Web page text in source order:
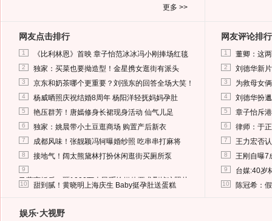
更多 >>
网友点击排行
1 《比利林恩》首映 章子怡范冰冰冯小刚捧场红毯
2 独家：买菜也要拗造型！金星携女逛街有派头
3 京东和奶茶哪个更重要？刘强东的回答全场大笑！
4 杨威晒照庆祝结婚8周年 杨阳洋轻抚妈妈孕肚
5 艳压群芳！唐嫣修身长裙现身活动 仙气儿足
6 独家：姚晨带小土豆逛商场 购置产后新衣
7 成都风味！张靓颖冯轲曝婚纱照 吃串串打麻将
8 接地气！阔太熊黛林打扮休闲逛街买厕所泵
9
马蓉离婚后，砸1000万人民币给媒体要求删掉这照片
10 甜到腻！黄晓明上海庆生 Baby挺孕肚送蛋糕
网友评论排行
1 董卿：这
2 刘德华新
3 为救母女
4 刘德华扮
5 章子怡斥
6 律师：于
7 王力宏否
8 王刚自曝7
9 台媒:40岁
10 陈冠希：
娱乐·大视野